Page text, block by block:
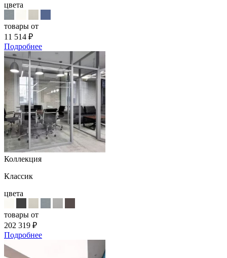
цвета
товары от
11 514 ₽
Подробнее
Коллекция
Классик
цвета
товары от
202 319 ₽
Подробнее